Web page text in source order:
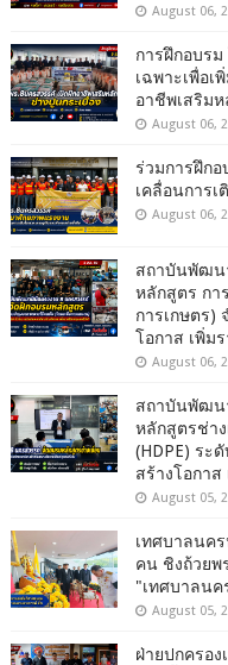
August 06,
การฝึกอบร
เฉพาะเพื่อเ
อาชีพเสริม
August 06,
ร่วมการฝึก
เคลื่อนการ
August 06,
สถาบันพัฒน
หลักสูตร กา
การเกษตร)
โอกาส เพิ่ม
August 06,
สถาบันพัฒน
หลักสูตรช่า
(HDPE) ระ
สร้างโอกา
August 05,
เทศบาลนค
คน ชิงถ้วยพ
"เทศบาลน
August 05,
ฝ่ายปกครอ